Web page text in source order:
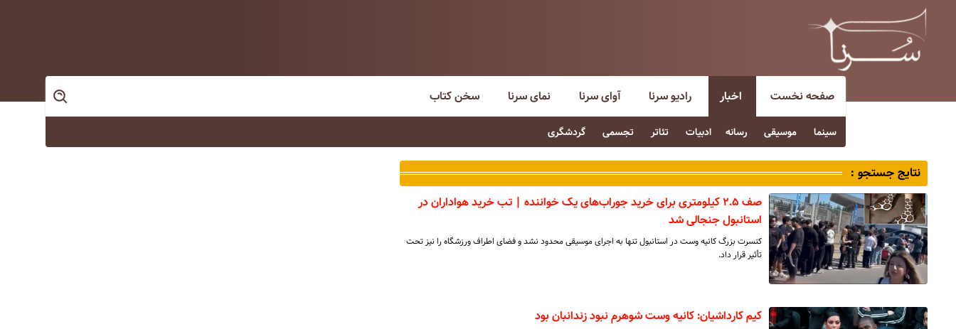
صفحه نخست اخبار
سینما موسیقی رسانه ادبیات تئاتر تجسمی گردشگری
رادیو سرنا آوای سرنا نمای سرنا سخن کتاب
نتایج جستجو :
صف ۲.۵ کیلومتری برای خرید جوراب‌های یک خواننده | تب خرید هواداران در
استانبول جنجالی شد
کنسرت بزرگ کانیه وست در استانبول تنها به اجرای موسیقی محدود نشد و فضای اطراف ورزشگاه را نیز تحت
تأثیر قرار داد.
کیم کارداشیان: کانیه وست شوهرم نبود زندانبان بود